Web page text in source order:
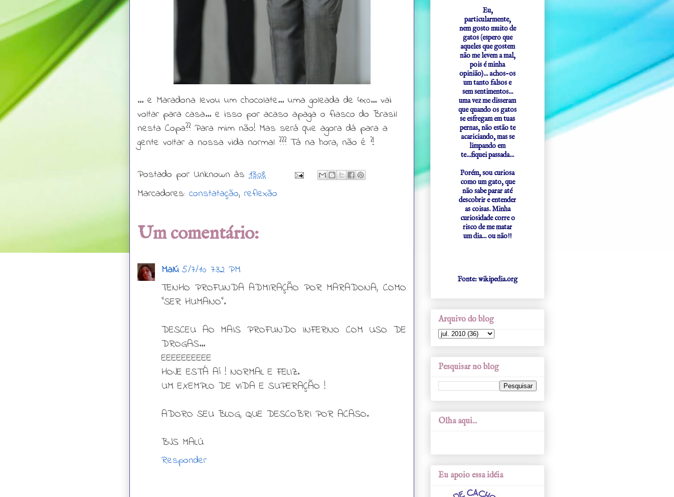
... e Maradona levou um chocolate... uma goleada de 4x0... vai
voltar para casa... e isso por acaso apaga o fiasco do Brasil
nesta Copa?? Para mim não! Mas será que agora dá para a
gente voltar a nossa vida normal ??? Tá na hora, não é ?!
Postado por Unknown às 13:08
Marcadores: constatação, reflexão
Um comentário:
Malú 5/7/10 7:32 PM
TENHO PROFUNDA ADMIRAÇÃO POR MARADONA, COMO
"SER HUMANO".
DESCEU AO MAIS PROFUNDO INFERNO COM USO DE
DROGAS...
EEEEEEEEEE
HOJE ESTÁ AÍ ! NORMAL E FELIZ.
UM EXEMPLO DE VIDA E SUPERAÇÃO !
ADORO SEU BLOG, QUE DESCOBRI POR ACASO.
BJS MALÚ
Responder
Eu,
particularmente,
nem gosto muito de
gatos (espero que
aqueles que gostem
não me levem a mal,
pois é minha
opinião)... achos-os
um tanto falsos e
sem sentimentos...
uma vez me disseram
que quando os gatos
se esfregam em tuas
pernas, não estão te
acariciando, mas se
limpando em
te...fiquei passada...
Porém, sou curiosa
como um gato, que
não sabe parar até
descobrir e entender
as coisas. Minha
curiosidade corre o
risco de me matar
um dia... ou não!!
Fonte: wikipedia.org
Arquivo do blog
Pesquisar no blog
Olha aqui...
Eu apoio essa idéia